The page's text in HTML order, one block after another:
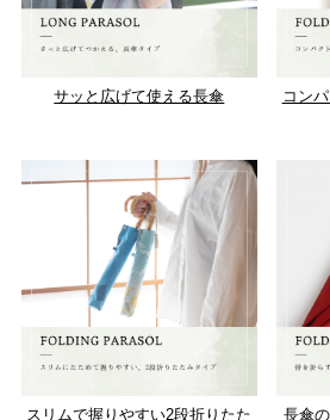
サッと広げて使える長傘
コン
スリムで握りやすい2段折りたた 長傘